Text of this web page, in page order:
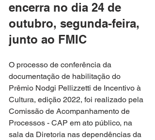
encerra no dia 24 de
outubro, segunda-feira,
junto ao FMIC
O processo de conferência da
documentação de habilitação do
Prêmio Nodgi Pellizzetti de Incentivo à
Cultura, edição 2022, foi realizado pela
Comissão de Acompanhamento de
Processos - CAP em ato público, na
sala da Diretoria nas dependências da